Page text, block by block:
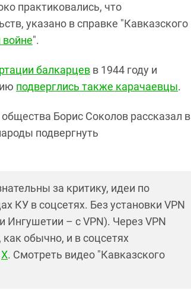
практиковались, что
указано в справке "Кавказского
".
балкарцев в 1944 году и
подверглись также карачаевцы.
Борис Соколов рассказал в
подвергнуть
за критику, идеи по
КУ в соцсетях. Без установки VPN
Ингушетии – с VPN). Через VPN
обычно, и в соцсетях
X. Смотреть видео "Кавказского